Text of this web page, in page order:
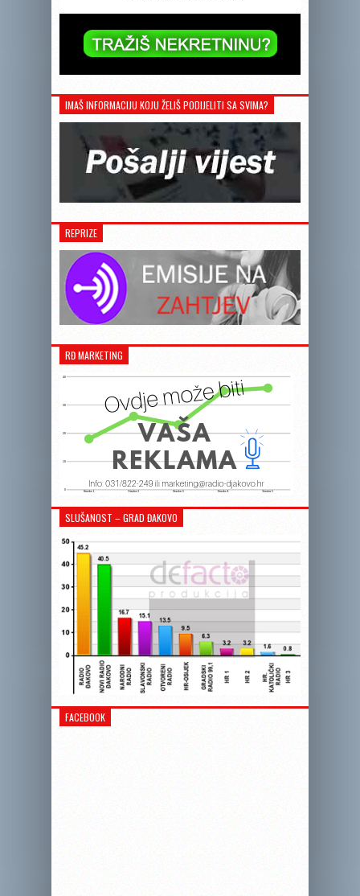
IMAŠ INFORMACIJU KOJU ŽELIŠ PODIJELITI SA SVIMA?
REPRIZE
RĐ MARKETING
SLUŠANOST – GRAD ĐAKOVO
FACEBOOK